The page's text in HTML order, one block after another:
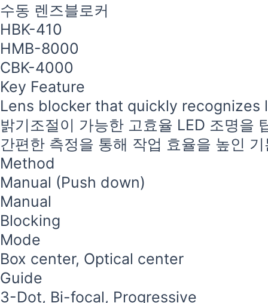
수동 렌즈블로커
HBK-410
HMB-8000
CBK-4000
Key Feature
Lens blocker that quickly
밝기조절이 가능한 고효율 LED 조명을
간편한 측정을 통해 작업 효율을 높인
Method
Manual (Push down)
Manual
Blocking
Mode
Box center, Optical center
Guide
3-Dot, Bi-focal, Progressive